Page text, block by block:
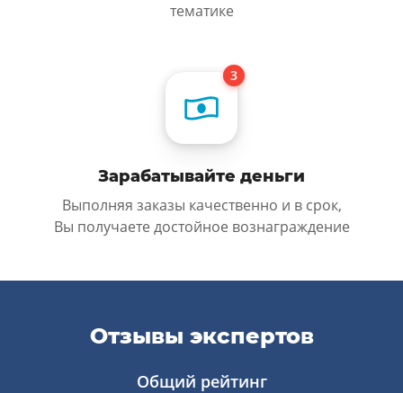
тематике
Зарабатывайте деньги
Выполняя заказы качественно и в срок,
Вы получаете достойное вознаграждение
Отзывы экспертов
Общий рейтинг